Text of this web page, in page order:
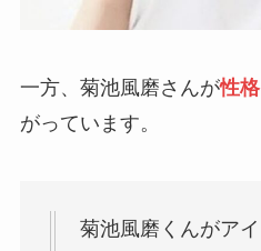
一方、菊池風磨さんが性
がっています。
菊池風磨くんがア